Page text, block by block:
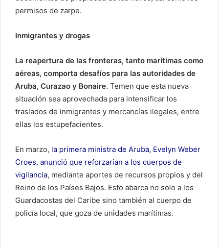
permisos de zarpe.
Inmigrantes y drogas
La reapertura de las fronteras, tanto marítimas como
aéreas, comporta desafíos para las autoridades de
Aruba, Curazao y Bonaire. Temen que esta nueva
situación sea aprovechada para intensificar los
traslados de inmigrantes y mercancías ilegales, entre
ellas los estupefacientes.
En marzo, la primera ministra de Aruba, Evelyn Weber
Croes, anunció que reforzarían a los cuerpos de
vigilancia, mediante aportes de recursos propios y del
Reino de los Países Bajos. Esto abarca no solo a los
Guardacostas del Caribe sino también al cuerpo de
policía local, que goza de unidades marítimas.